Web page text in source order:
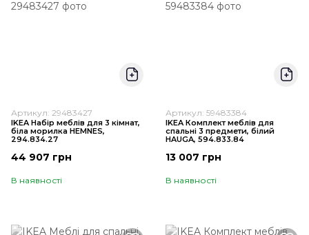
Артикул: 29483427
IKEA Набір меблів для 3 кімнат,
біла морилка HEMNES,
294.834.27
44 907 грн
В наявності
Артикул: 59483384
IKEA Комплект меблів для
спальні 3 предмети, білий
HAUGA, 594.833.84
13 007 грн
В наявності